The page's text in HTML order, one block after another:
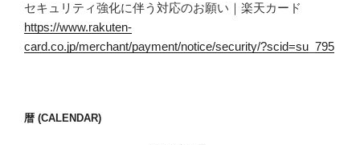
セキュリティ強化に伴う対応のお願い｜楽天カード
https://www.rakuten-
card.co.jp/merchant/payment/notice/security/?scid=su_795
暦 (CALENDAR)